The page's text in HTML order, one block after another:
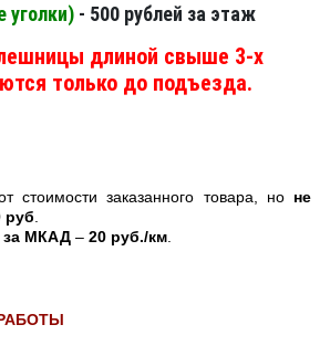
уголки) - 500 рублей за этаж
длиной свыше 3-х
только до подъезда.
стоимости заказанного товара, но не
руб
за МКАД – 20 руб./км